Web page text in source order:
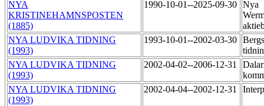
NYA
KRISTINEHAMNSPOSTEN
(1885)
1990-10-01--2025-09-30 Nya
NYA LUDVIKA TIDNING
(1993)
1993-10-01--2002-03-30
NYA LUDVIKA TIDNING
(1993)
2002-04-02--2006-12-31
NYA LUDVIKA TIDNING
(1993)
2002-04-04--2002-12-31